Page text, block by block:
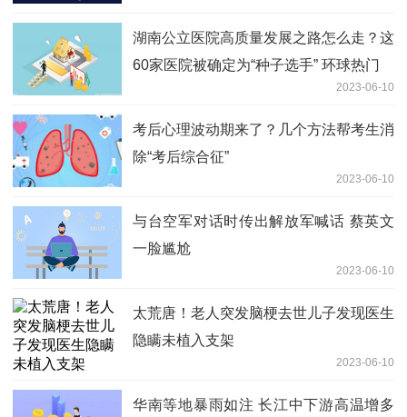
湖南公立医院高质量发展之路怎么走？这
60家医院被确定为“种子选手” 环球热门
2023-06-10
考后心理波动期来了？几个方法帮考生消
除“考后综合征”
2023-06-10
与台空军对话时传出解放军喊话 蔡英文
一脸尴尬
2023-06-10
太荒唐！老人突发脑梗去世儿子发现医生
隐瞒未植入支架
2023-06-10
华南等地暴雨如注 长江中下游高温增多